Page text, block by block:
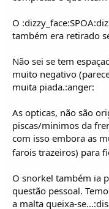
O
também era retirado
Não sei se tem
muito negativo
muita piada.:anger:
As opticas, não são
piscas/minimos da
com isso embora as
farois trazeiros) para
O snorkel também ia
questão pessoal.
a malta queixa-